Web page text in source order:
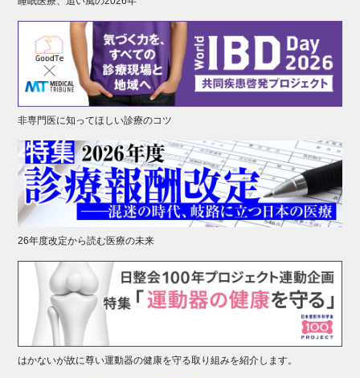
非専門医に知ってほしい診療のコツ
26年度改定から読む医療の未来
はかないが故に尊い運動器の健康を守る取り組みを紹介します。